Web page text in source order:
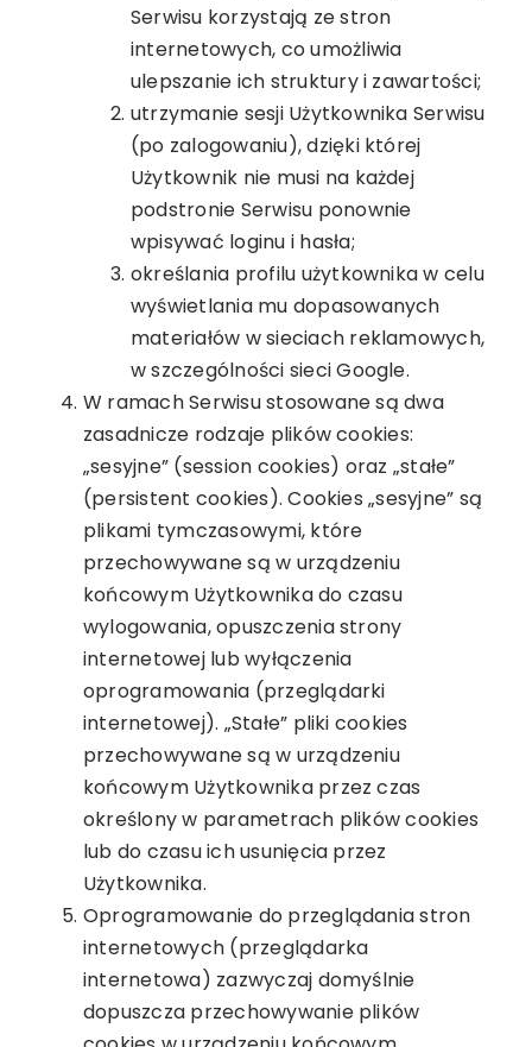
Serwisu korzystają ze stron
internetowych, co umożliwia
ulepszanie ich struktury i zawartości;
utrzymanie sesji Użytkownika Serwisu
(po zalogowaniu), dzięki której
Użytkownik nie musi na każdej
podstronie Serwisu ponownie
wpisywać loginu i hasła;
określania profilu użytkownika w celu
wyświetlania mu dopasowanych
materiałów w sieciach reklamowych,
w szczególności sieci Google.
W ramach Serwisu stosowane są dwa
zasadnicze rodzaje plików cookies:
„sesyjne” (session cookies) oraz „stałe”
(persistent cookies). Cookies „sesyjne” są
plikami tymczasowymi, które
przechowywane są w urządzeniu
końcowym Użytkownika do czasu
wylogowania, opuszczenia strony
internetowej lub wyłączenia
oprogramowania (przeglądarki
internetowej). „Stałe” pliki cookies
przechowywane są w urządzeniu
końcowym Użytkownika przez czas
określony w parametrach plików cookies
lub do czasu ich usunięcia przez
Użytkownika.
Oprogramowanie do przeglądania stron
internetowych (przeglądarka
internetowa) zazwyczaj domyślnie
dopuszcza przechowywanie plików